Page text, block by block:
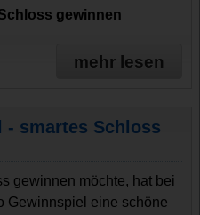
gewinnen
mehr lesen
- smartes Schloss
gewinnen möchte, hat bei
Gewinnspiel eine schöne